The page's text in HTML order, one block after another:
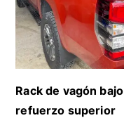
Rack de vagón bajo
refuerzo superior